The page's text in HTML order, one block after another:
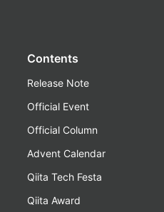
Contents
Release Note
Official Event
Official Column
Advent Calendar
Qiita Tech Festa
Qiita Award